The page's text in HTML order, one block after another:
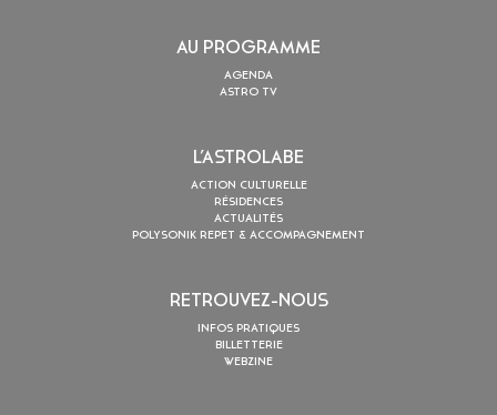
AU PROGRAMME
AGENDA
ASTRO TV
L’ASTROLABE
ACTION CULTURELLE
RÉSIDENCES
ACTUALITÉS
POLYSONIK REPET & ACCOMPAGNEMENT
RETROUVEZ-NOUS
INFOS PRATIQUES
BILLETTERIE
WEBZINE